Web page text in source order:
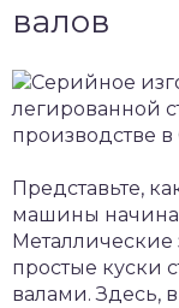
валов
Представьте,
машины
Металлические
простые куски
валами. Здесь,